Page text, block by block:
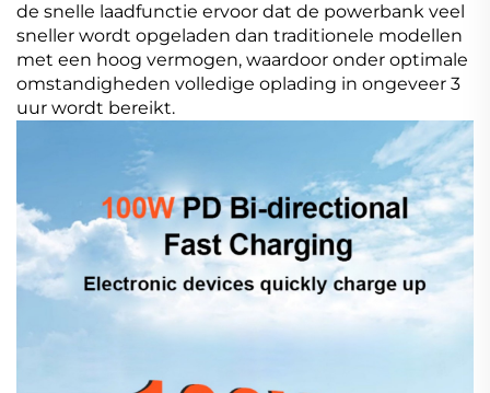
de snelle laadfunctie ervoor dat de powerbank veel
sneller wordt opgeladen dan traditionele modellen
met een hoog vermogen, waardoor onder optimale
omstandigheden volledige oplading in ongeveer 3
uur wordt bereikt.